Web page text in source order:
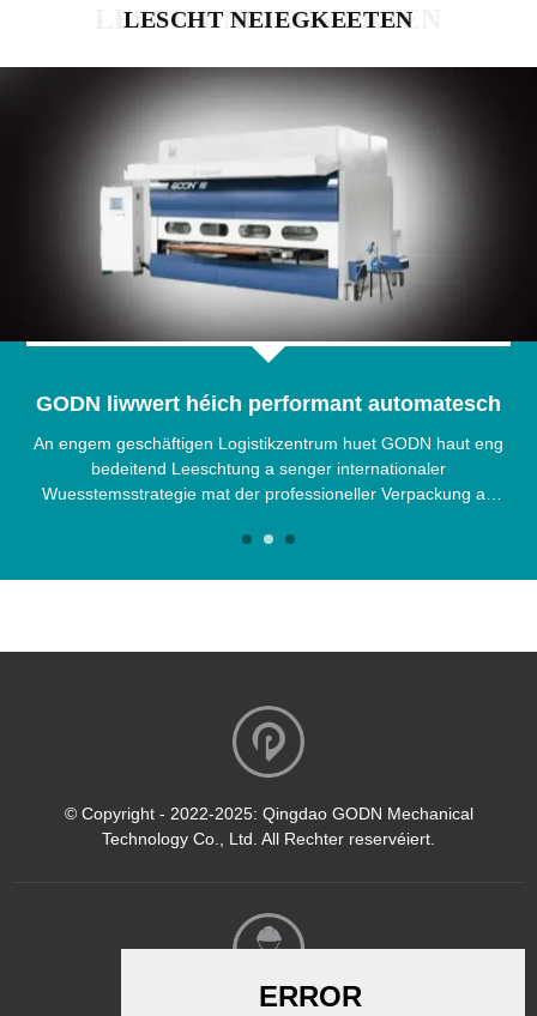
LESCHT NEIEGKEETEN
LESCHT NEIEGKEETEN
GODN liwwert héich performant automatesch
Sprëtzmaschinn ...
An engem geschäftigen Logistikzentrum huet GODN haut eng
bedeitend Leeschtung a senger internationaler
Wuesstemsstrategie mat der professioneller Verpackung an
Schëff...
© Copyright - 2022-2025: Qingdao GODN Mechanical
Technology Co., Ltd. All Rechter reservéiert.